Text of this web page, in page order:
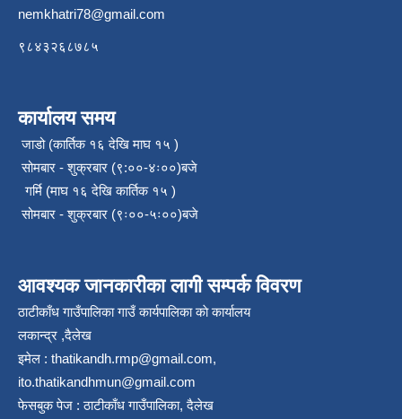
nemkhatri78@gmail.com
९८४३२६८७८५
कार्यालय समय
जाडो (कार्तिक १६ देखि माघ १५ )
सोमबार - शुक्रबार (९:००-४ः००)बजे
गर्मि (माघ १६ देखि कार्तिक १५ )
सोमबार - शुक्रबार (९ः००-५ः००)बजे
आवश्यक जानकारीका लागी सम्पर्क विवरण
ठाटीकाँध गाउँपालिका गाउँ कार्यपालिका काे कार्यालय
लकान्द्र ,दैलेख
इमेल : thatikandh.rmp@gmail.com,
ito.thatikandhmun@gmail.com
फेसबुक पेज : ठाटीकाँध गाउँपालिका, दैलेख